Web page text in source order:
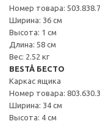
Номер товара:
Ширина: 36 см
Высота: 1 см
Длина: 58 см
Вес: 2.52 кг
BESTÅ БЕСТО
Каркас ящика
Номер товара:
Ширина: 34 см
Высота: 4 см